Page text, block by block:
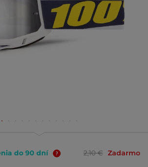
do 90 dní 2,10 € Zadarmo